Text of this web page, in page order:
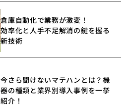
倉庫自動化で業務が激変！
効率化と人手不足解消の鍵を握る
新技術
今さら聞けないマテハンとは？機
器の種類と業界別導入事例を一挙
紹介！